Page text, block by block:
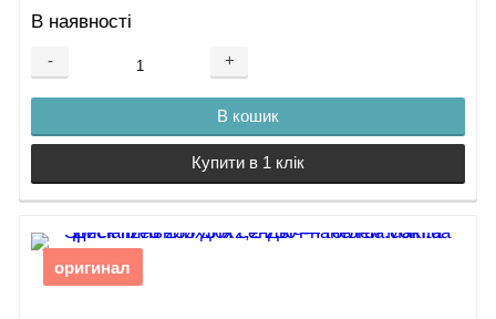
В наявності
- +
В кошик
Купити в 1 клік
оригинал